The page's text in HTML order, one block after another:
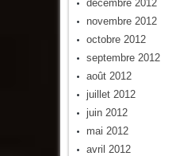
décembre 2012
novembre 2012
octobre 2012
septembre 2012
août 2012
juillet 2012
juin 2012
mai 2012
avril 2012